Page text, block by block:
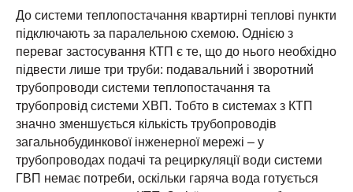
До системи теплопостачання квартирні теплові пункти
підключають за паралельною схемою. Однією з
переваг застосування КТП є те, що до нього необхідно
підвести лише три труби: подавальний і зворотний
трубопроводи системи теплопостачання та
трубопровід системи ХВП. Тобто в системах з КТП
значно зменшується кількість трубопроводів
загальнобудинкової інженерної мережі – у
трубопроводах подачі та рециркуляції води системи
ГВП немає потреби, оскільки гаряча вода готується